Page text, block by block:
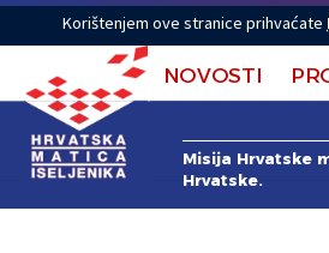
Korištenjem ove stranice prihvaćate
NOVOSTI
Misija Hrvatske
Hrvatske.